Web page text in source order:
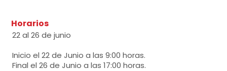
Horarios
22 al 26 de junio
Inicio el 22 de Junio a las 9:00 horas.
Final el 26 de Junio a las 17:00 horas.